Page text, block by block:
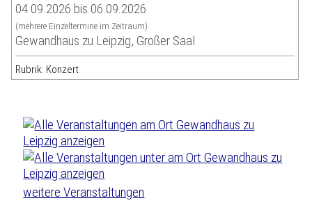
04.09.2026 bis 06.09.2026
(mehrere Einzeltermine im Zeitraum)
Gewandhaus zu Leipzig, Großer Saal
Rubrik: Konzert
weitere Veranstaltungen